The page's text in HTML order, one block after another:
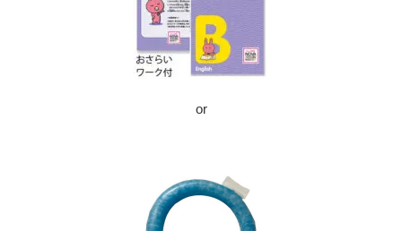
or